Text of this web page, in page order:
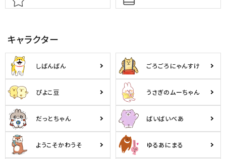
キャラクター
しばんばん ごろごろにゃんすけ
ぴよこ豆 うさぎのムーちゃん
だっとちゃん ばいばいべあ
ようこそかわうそ ゆるあにまる